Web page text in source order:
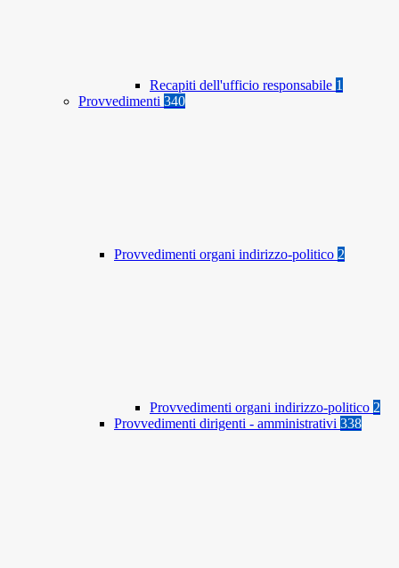
Recapiti dell'ufficio responsabile 1
Provvedimenti 340
Provvedimenti organi indirizzo-politico 2
Provvedimenti organi indirizzo-politico 2
Provvedimenti dirigenti - amministrativi 338